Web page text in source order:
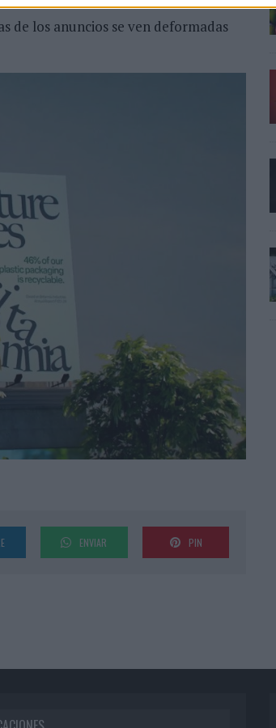
de los anuncios se ven deformadas
ENVIAR PIN